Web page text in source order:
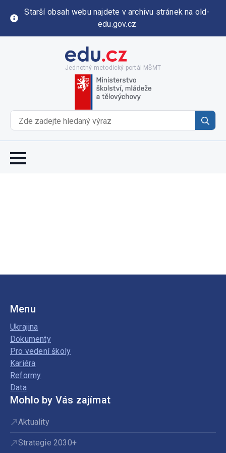
Starší obsah webu najdete v archivu stránek na old-
edu.gov.cz
Jednotný metodický portál MŠMT
for:
Menu
Ukrajina
Dokumenty
Pro vedení školy
Kariéra
Reformy
Data
Mohlo by Vás zajímat
Aktuality
Strategie 2030+